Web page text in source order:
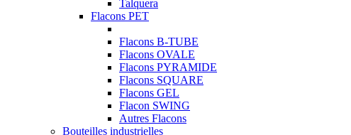
Talquera
Flacons PET
Flacons B-TUBE
Flacons OVALE
Flacons PYRAMIDE
Flacons SQUARE
Flacons GEL
Flacon SWING
Autres Flacons
Bouteilles industrielles